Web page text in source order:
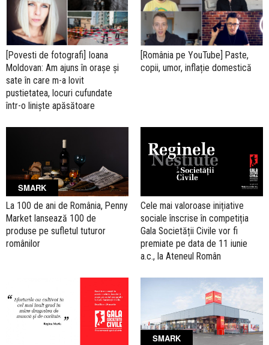
[Povesti de fotografi] Ioana
Moldovan: Am ajuns în orașe și
sate în care m-a lovit
pustietatea, locuri cufundate
într-o liniște apăsătoare
[România pe YouTube] Paste,
copii, umor, inflație domestică
SMARK
La 100 de ani de România, Penny
Market lansează 100 de
produse pe sufletul tuturor
românilor
Cele mai valoroase inițiative
sociale înscrise în competiția
Gala Societății Civile vor fi
premiate pe data de 11 iunie
a.c., la Ateneul Român
SMARK